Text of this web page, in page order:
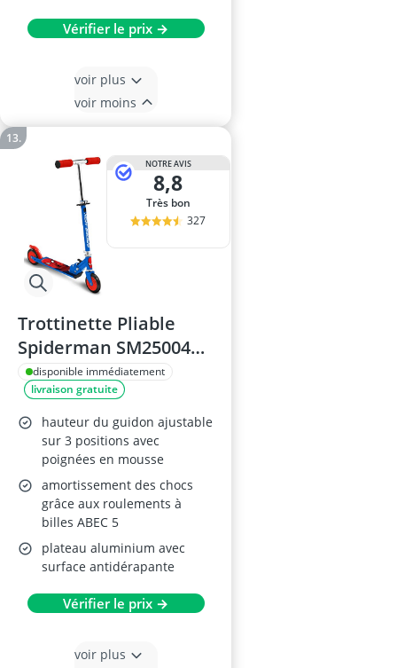
Vérifier le prix →
voir plus
voir moins
NOTRE AVIS
8,8
Très bon
327
Trottinette Pliable
Spiderman SM250042
75 cm
disponible immédiatement
livraison gratuite
hauteur du guidon ajustable
sur 3 positions avec
poignées en mousse
amortissement des chocs
grâce aux roulements à
billes ABEC 5
plateau aluminium avec
surface antidérapante
Vérifier le prix →
voir plus